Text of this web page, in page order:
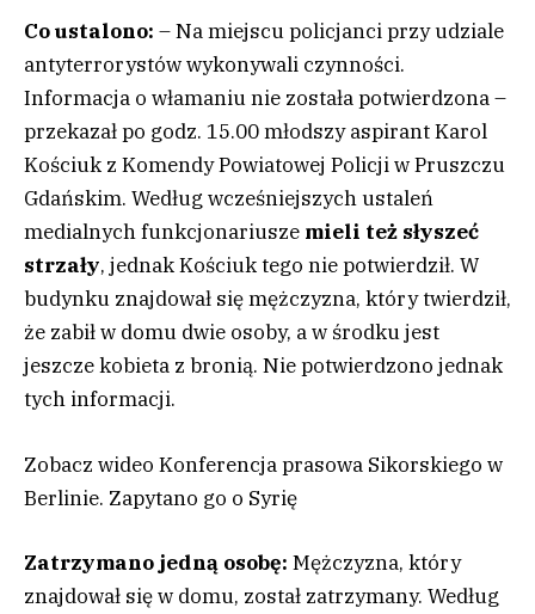
Co ustalono: – Na miejscu policjanci przy udziale
antyterrorystów wykonywali czynności.
Informacja o włamaniu nie została potwierdzona –
przekazał po godz. 15.00 młodszy aspirant Karol
Kościuk z Komendy Powiatowej Policji w Pruszczu
Gdańskim. Według wcześniejszych ustaleń
medialnych funkcjonariusze mieli też słyszeć
strzały, jednak Kościuk tego nie potwierdził. W
budynku znajdował się mężczyzna, który twierdził,
że zabił w domu dwie osoby, a w środku jest
jeszcze kobieta z bronią. Nie potwierdzono jednak
tych informacji.
Zobacz wideo Konferencja prasowa Sikorskiego w
Berlinie. Zapytano go o Syrię
Zatrzymano jedną osobę: Mężczyzna, który
znajdował się w domu, został zatrzymany. Według